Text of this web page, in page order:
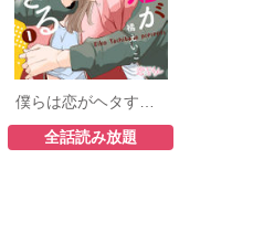
全話読み放題